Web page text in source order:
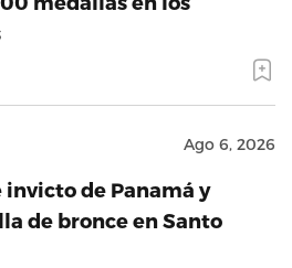
Ago 6, 2026
de Panamá y
de bronce en Santo